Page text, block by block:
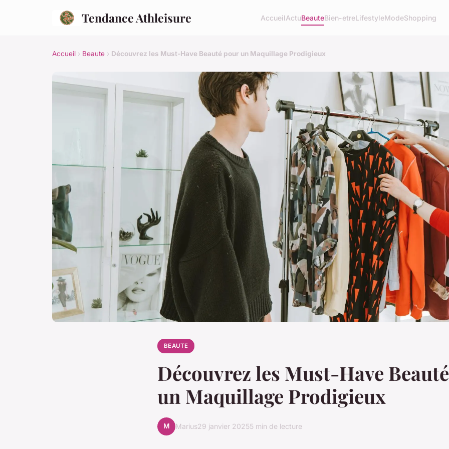
Tendance Athleisure AccueilActuBeauteBien-etreLifestyleModeShopping
Accueil › Beaute › Découvrez les Must-Have Beauté pour un Maquillage Prodigieux
BEAUTE
Découvrez les Must-Have
un Maquillage Prodigieux
M Marius29 janvier 20255 min de lecture